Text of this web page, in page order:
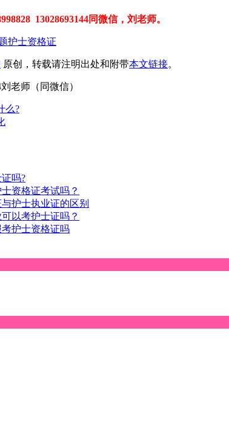
13028693144同微信，刘老师。
护士资格证
原创，转载请注明出处和附带本文链接。
老师（同微信）
么?
吗?
资格证考试吗？
护士执业证的区别
以考护士证吗？
护士资格证吗